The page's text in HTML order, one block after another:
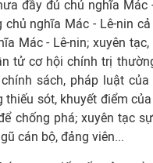
đầy đủ chủ nghĩa Mác
nghĩa Mác - Lê-nin
Mác - Lê-nin; xuyên
tử cơ hội chính trị
sách, pháp luật
sót, khuyết điểm
chống phá; xuyên tạc
cán bộ, đảng viên...